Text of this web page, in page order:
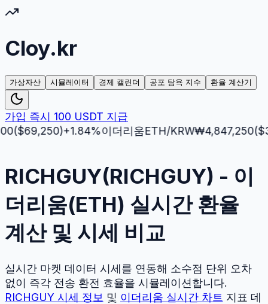
Cloy.kr
가상자산 시뮬레이터 경제 캘린더 공포 탐욕 지수 환율 계산기
가입 즉시 100 USDT 지급
)+1.84%이더리움ETH/KRW₩4,847,250($
RICHGUY(RICHGUY) - 이
더리움(ETH) 실시간 환율
계산 및 시세 비교
실시간 마켓 데이터 시세를 연동해 소수점 단위 오차
없이 즉각 전송 환전 효율을 시뮬레이션합니다.
RICHGUY 시세 정보 및 이더리움 실시간 차트 지표 데